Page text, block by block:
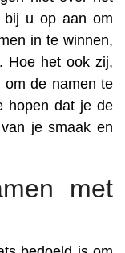
bij u op aan om
in te winnen,
Hoe het ook zij,
om de namen te
hopen dat je de
je smaak en
met